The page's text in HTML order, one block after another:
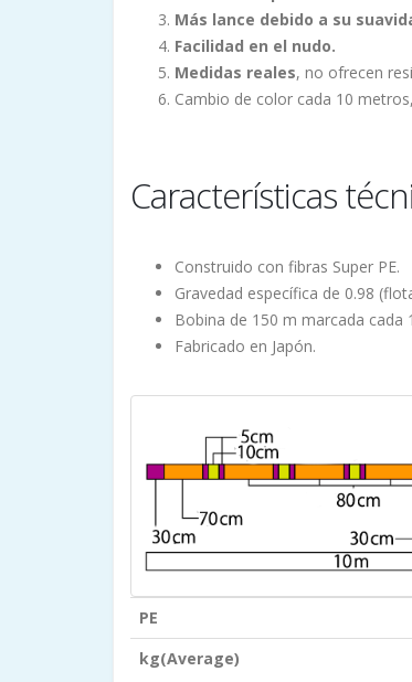
Más lance debido a su
Facilidad en el nudo.
Medidas reales, no ofrecen
Cambio de color cada 10
Características
Construido con fibras Super PE.
Gravedad específica de 0.98
Bobina de 150 m marcada cada
Fabricado en Japón.
PE
kg(Average)